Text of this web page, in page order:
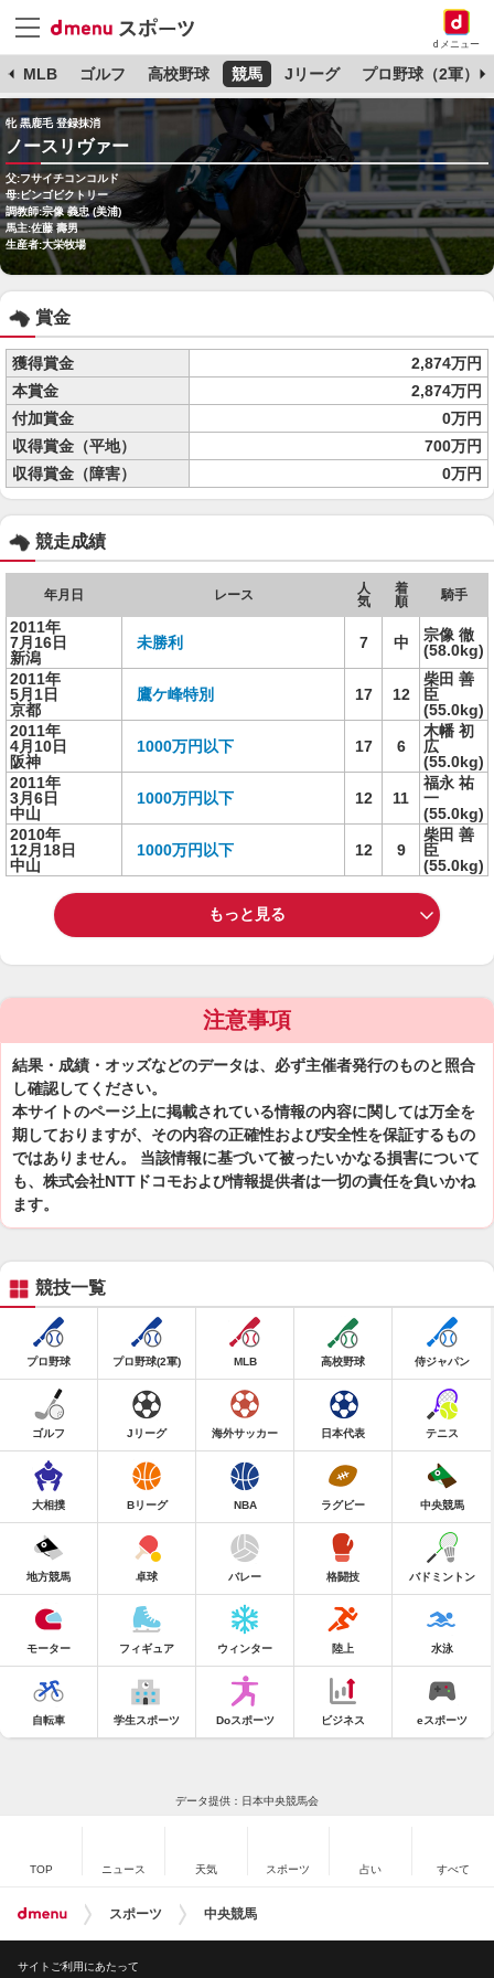
dメニュー
MLB ゴルフ 高校野球 競馬 Jリーグ プロ野球（2軍）
牝 黒鹿毛 登録抹消
ノースリヴァー
父:フサイチコンコルド
母:ビンゴビクトリー
調教師:宗像 義忠 (美浦)
馬主:佐藤 壽男
生産者:大栄牧場
賞金
獲得賞金
2,874万円
本賞金
2,874万円
付加賞金
0万円
収得賞金（平地）
700万円
収得賞金（障害）
0万円
競走成績
年月日 レース
人
気
着
順
騎手
2011年
7月16日
新潟
未勝利 7 中
宗像 徹
(58.0kg)
2011年
5月1日
京都
鷹ケ峰特別 17 12
柴田 善
臣
(55.0kg)
2011年
4月10日
阪神
1000万円以下 17 6
木幡 初
広
(55.0kg)
2011年
3月6日
中山
1000万円以下 12 11
福永 祐
一
(55.0kg)
2010年
12月18日
中山
1000万円以下 12 9
柴田 善
臣
(55.0kg)
もっと見る
注意事項
結果・成績・オッズなどのデータは、必ず主催者発行のものと照合
し確認してください。
本サイトのページ上に掲載されている情報の内容に関しては万全を
期しておりますが、その内容の正確性および安全性を保証するもの
ではありません。 当該情報に基づいて被ったいかなる損害について
も、株式会社NTTドコモおよび情報提供者は一切の責任を負いかね
ます。
競技一覧
プロ野球 プロ野球(2軍) MLB 高校野球 侍ジャパン
ゴルフ Jリーグ 海外サッカー 日本代表 テニス
大相撲 Bリーグ NBA ラグビー 中央競馬
地方競馬 卓球 バレー 格闘技 バドミントン
モーター フィギュア ウィンター 陸上 水泳
自転車 学生スポーツ Doスポーツ ビジネス eスポーツ
データ提供：日本中央競馬会
TOP ニュース 天気 スポーツ 占い すべて
スポーツ 中央競馬
サイトご利用にあたって